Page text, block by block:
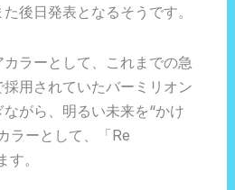
後日発表となるそうです。
ラーとして、これまでの急
用されていたバーミリオン
がら、明るい未来を“かけ
ラーとして、「Re
。